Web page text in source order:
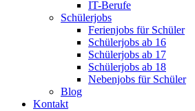
IT-Berufe
Schülerjobs
Ferienjobs für Schüler
Schülerjobs ab 16
Schülerjobs ab 17
Schülerjobs ab 18
Nebenjobs für Schüler
Blog
Kontakt